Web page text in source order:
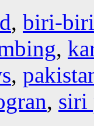
, biri-biri
,
,
, siri